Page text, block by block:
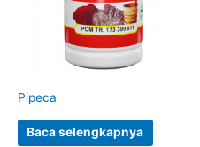
Pipeca
Baca selengkapnya